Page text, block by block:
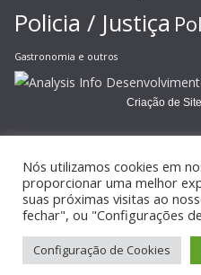
Policia / Justiça
Gastronomia e outros
Criação de
Copyright © 2026JORNAL
Tema:ColorMagpor
Nós utilizamos cookies em
proporcionar uma melhor
suas próximas visitas ao
fechar", ou "Configurações
Configuração de Cookies